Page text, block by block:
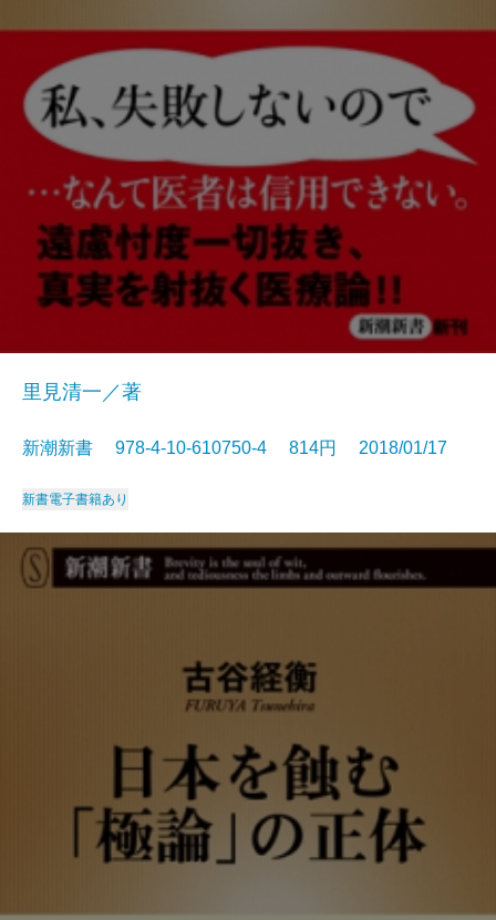
里見清一／著
新潮新書 978-4-10-610750-4 814円 2018/01/17
新書電子書籍あり